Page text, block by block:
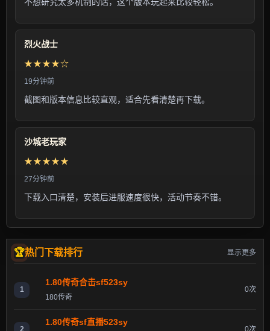
烈火战士
★★★★☆
19分钟前
截图和版本信息比较直观，适合先看清楚再下载。
沙城老玩家
★★★★★
27分钟前
下载入口清楚，安装后进服速度很快，活动节奏不错。
热门下载排行 显示更多
1
1.80传奇合击sf523sy
180传奇
0次
2
1.80传奇sf直播523sy
0次